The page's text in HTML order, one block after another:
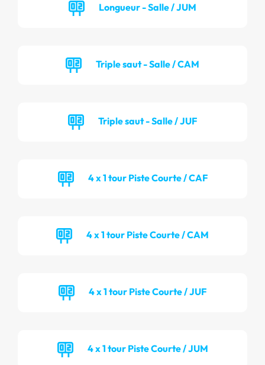
Longueur - Salle / JUM
Triple saut - Salle / CAM
Triple saut - Salle / JUF
4 x 1 tour Piste Courte / CAF
4 x 1 tour Piste Courte / CAM
4 x 1 tour Piste Courte / JUF
4 x 1 tour Piste Courte / JUM